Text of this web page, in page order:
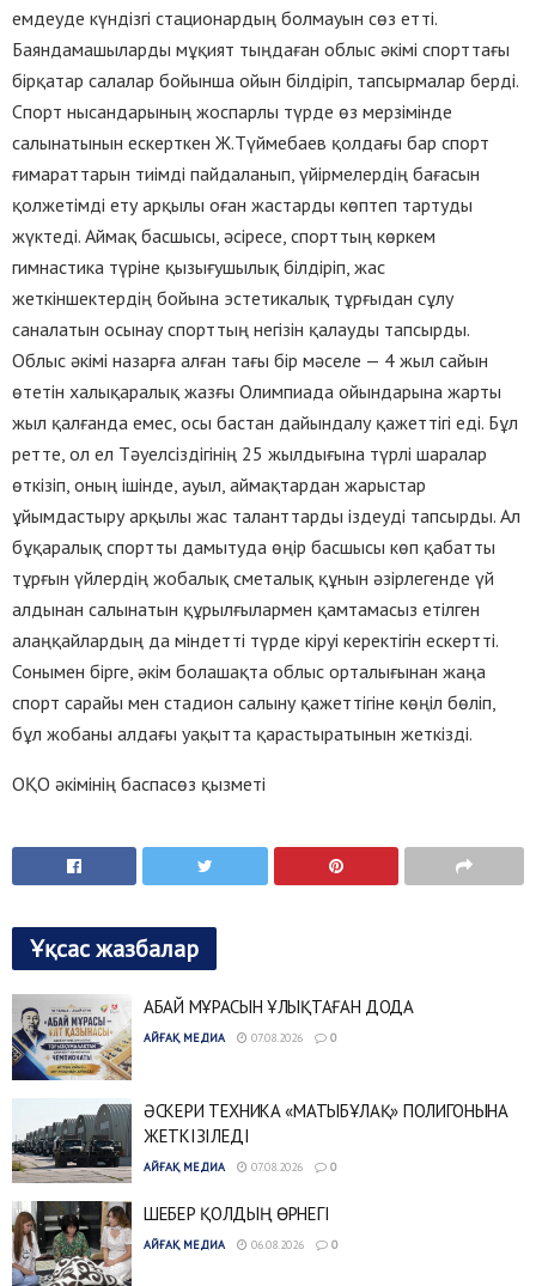
емдеуде күндізгі стационардың болмауын сөз етті.
Баяндамашыларды мұқият тыңдаған облыс әкімі спорттағы
бірқатар салалар бойынша ойын білдіріп, тапсырмалар берді.
Спорт нысандарының жоспарлы түрде өз мерзімінде
салынатынын ескерткен Ж.Түймебаев қолдағы бар спорт
ғимараттарын тиімді пайдаланып, үйірмелердің бағасын
қолжетімді ету арқылы оған жастарды көптеп тартуды
жүктеді. Аймақ басшысы, әсіресе, спорттың көркем
гимнастика түріне қызығушылық білдіріп, жас
жеткіншектердің бойына эстетикалық тұрғыдан сұлу
саналатын осынау спорттың негізін қалауды тапсырды.
Облыс әкімі назарға алған тағы бір мәселе — 4 жыл сайын
өтетін халықаралық жазғы Олимпиада ойындарына жарты
жыл қалғанда емес, осы бастан дайындалу қажеттігі еді. Бұл
ретте, ол ел Тәуелсіздігінің 25 жылдығына түрлі шаралар
өткізіп, оның ішінде, ауыл, аймақтардан жарыстар
ұйымдастыру арқылы жас таланттарды іздеуді тапсырды. Ал
бұқаралық спортты дамытуда өңір басшысы көп қабатты
тұрғын үйлердің жобалық сметалық құнын әзірлегенде үй
алдынан салынатын құрылғылармен қамтамасыз етілген
алаңқайлардың да міндетті түрде кіруі керектігін ескертті.
Сонымен бірге, әкім болашақта облыс орталығынан жаңа
спорт сарайы мен стадион салыну қажеттігіне көңіл бөліп,
бұл жобаны алдағы уақытта қарастыратынын жеткізді.
ОҚО әкімінің баспасөз қызметі
Ұқсас жазбалар
АБАЙ МҰРАСЫН ҰЛЫҚТАҒАН ДОДА
АЙҒАҚ МЕДИА 07.08.2026 0
ӘСКЕРИ ТЕХНИКА «МАТЫБҰЛАҚ» ПОЛИГОНЫНА
ЖЕТКІЗІЛЕДІ
АЙҒАҚ МЕДИА 07.08.2026 0
ШЕБЕР ҚОЛДЫҢ ӨРНЕГІ
АЙҒАҚ МЕДИА 06.08.2026 0